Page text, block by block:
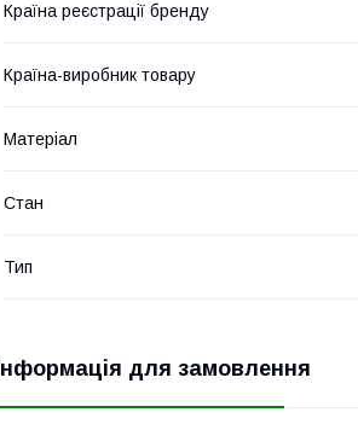
Країна реєстрації бренду
Країна-виробник товару
Матеріал
Стан
Тип
Інформація для замовлення